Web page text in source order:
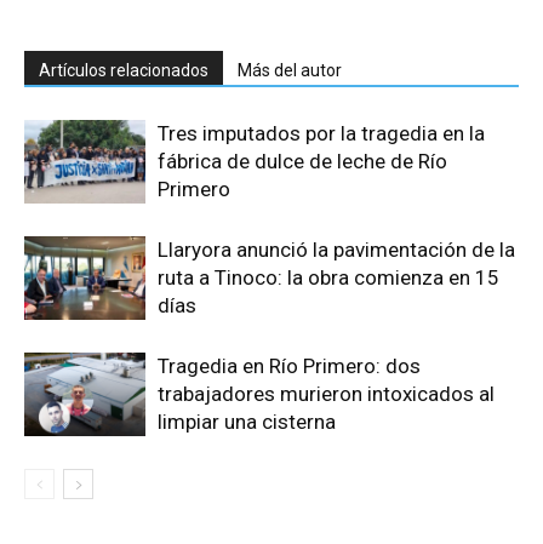
Artículos relacionados Más del autor
Tres imputados por la tragedia en la
fábrica de dulce de leche de Río
Primero
Llaryora anunció la pavimentación de la
ruta a Tinoco: la obra comienza en 15
días
Tragedia en Río Primero: dos
trabajadores murieron intoxicados al
limpiar una cisterna